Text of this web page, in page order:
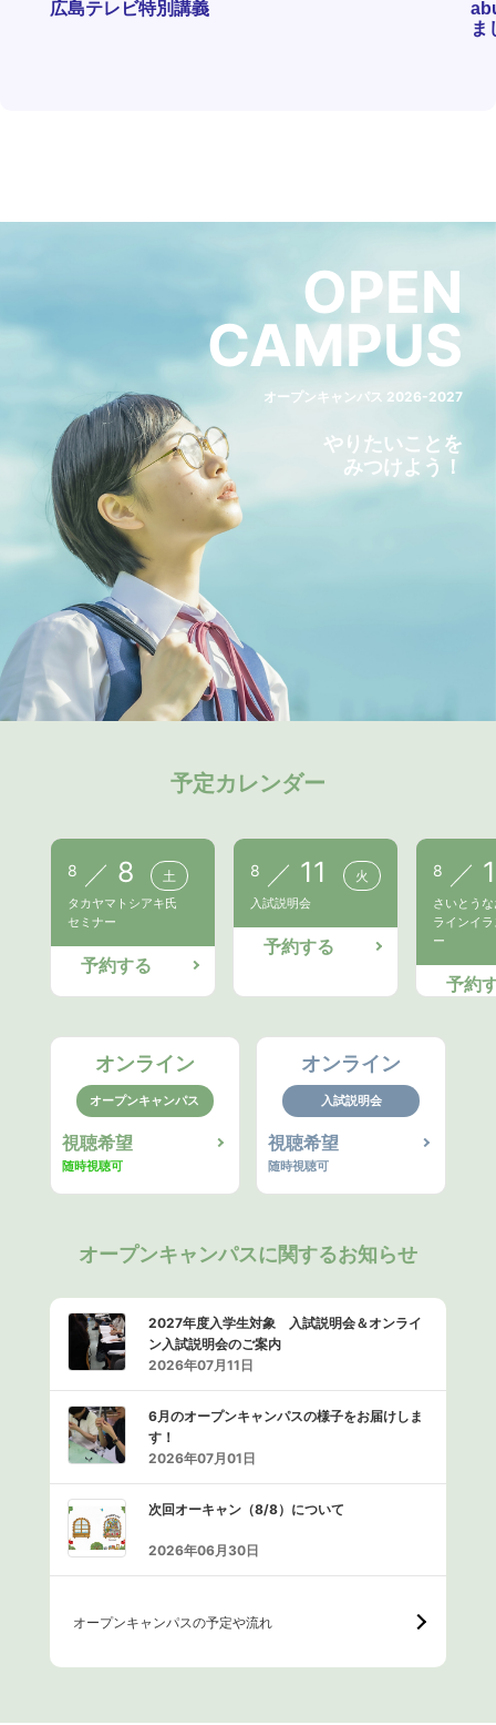
広島テレビ特別講義
ま
OPEN
CAMPUS
オープンキャンパス 2026-2027
やりたいことを
みつけよう！
予定カレンダー
8 8 土
タカヤマトシアキ氏
セミナー
予約する
8 11 火
入試説明会
予約する
8
さいとう
ラインイ
ー
予約
オンライン
オープンキャンパス
視聴希望
随時視聴可
オンライン
入試説明会
視聴希望
随時視聴可
オープンキャンパスに関するお知らせ
2027年度入学生対象 入試説明会＆オンライ
ン入試説明会のご案内
2026年07月11日
6月のオープンキャンパスの様子をお届けしま
す！
2026年07月01日
次回オーキャン（8/8）について
2026年06月30日
オープンキャンパスの予定や流れ